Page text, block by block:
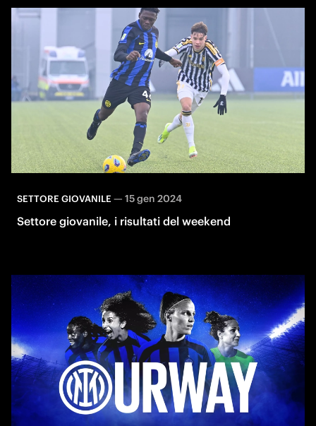
SETTORE GIOVANILE— 15 gen 2024
Settore giovanile, i risultati del weekend